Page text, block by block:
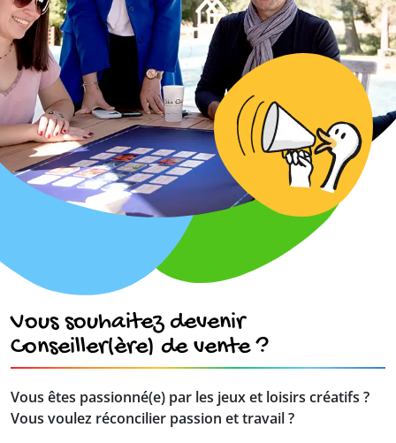
Vous souhaitez devenir
Conseiller(ère) de vente ?
Vous êtes passionné(e) par les jeux et loisirs créatifs ?
Vous voulez réconcilier passion et travail ?